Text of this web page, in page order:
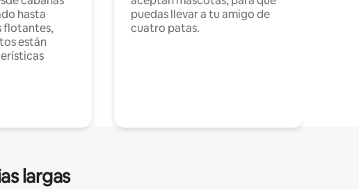
hasta
flotantes,
están
puedas llevar a tu amigo de
cuatro patas.
largas